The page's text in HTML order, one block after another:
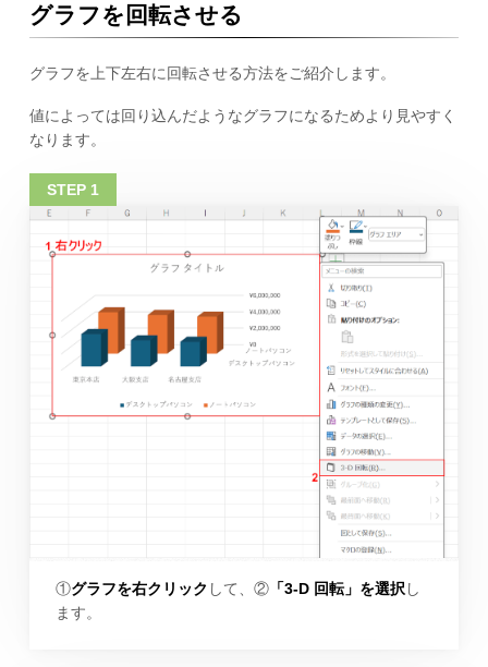
グラフを回転させる
グラフを上下左右に回転させる方法をご紹介します。
値によっては回り込んだようなグラフになるためより見やすく
なります。
①グラフを右クリック して、②「3-D 回転」を選択 し
ます。